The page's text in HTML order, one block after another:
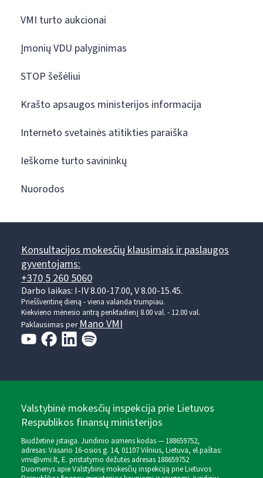
VMI turto aukcionai
Įmonių VDU palyginimas
STOP šešėliui
Krašto apsaugos ministerijos informacija
Interneto svetainės atitikties paraiška
Ieškome turto savininkų
Nuorodos
Konsultacijos mokesčių klausimais ir paslaugos
gyventojams:
+370 5 260 5060
Darbo laikas: I-IV 8.00-17.00, V 8.00-15.45.
Prieššventinę dieną - viena valanda trumpiau.
Kiekvieno mėnesio antrą penktadienį 8.00 val. - 12.00 val.
Paklausimas perMano VMI
Valstybinė mokesčių inspekcija prie Lietuvos
Respublikos finansų ministerijos
Biudžetinė įstaiga. Juridinio asmens kodas — 188659752,
adresas: Vasario 16-osios g. 14, 01107 Vilnius, Lietuva, el.paštas:
vmi@vmi.lt, E. pristatymo dėžutės adresas 188659752
Duomenys apie Valstybinę mokesčių inspekciją prie Lietuvos